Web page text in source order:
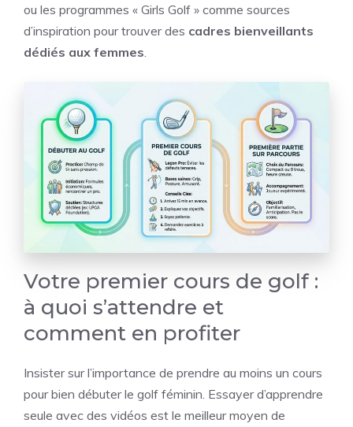
ou les programmes « Girls Golf » comme sources
d’inspiration pour trouver des cadres bienveillants
dédiés aux femmes
Votre premier cours de golf :
à quoi s’attendre et
comment en profiter
Insister sur l’importance de prendre au moins un cours
pour bien débuter le golf féminin. Essayer d’apprendre
seule avec des vidéos est le meilleur moyen de